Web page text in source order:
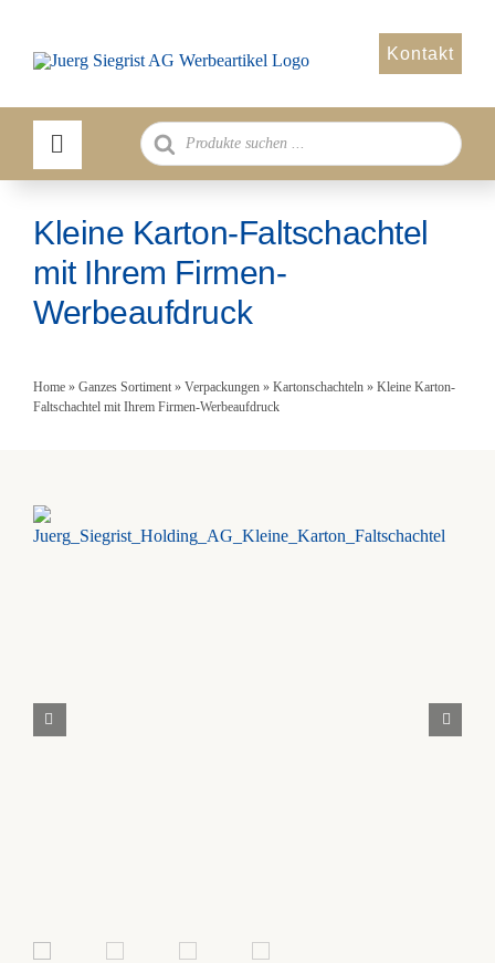
springen
Kontakt
Products
search
Kleine Karton-Faltschachtel
mit Ihrem Firmen-
Werbeaufdruck
Home» Ganzes Sortiment» Verpackungen» Kartonschachteln» Kleine Karton-
Faltschachtel mit Ihrem Firmen-Werbeaufdruck